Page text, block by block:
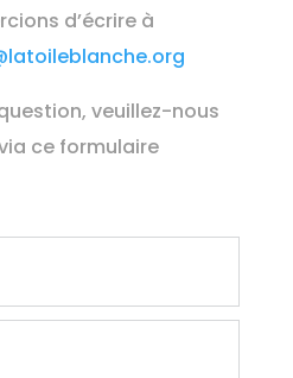
d’écrire à
veuillez-nous
ce formulaire